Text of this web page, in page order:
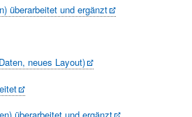
überarbeitet und ergänzt
neues Layout)